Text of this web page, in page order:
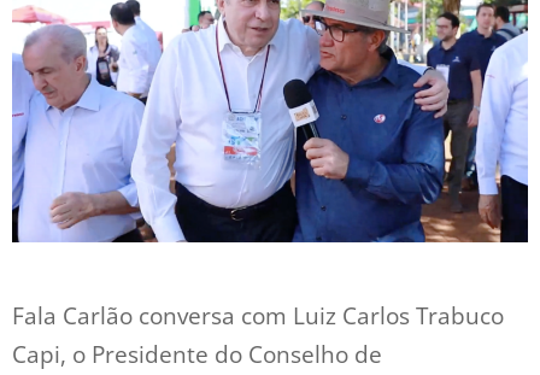
Fala Carlão conversa com Luiz Carlos Trabuco
Capi, o Presidente do Conselho de